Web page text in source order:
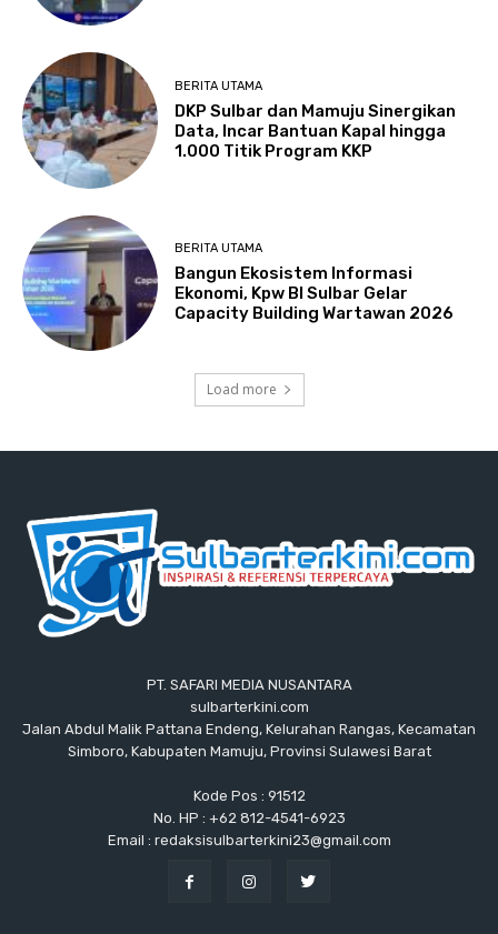
BERITA UTAMA
DKP Sulbar dan Mamuju Sinergikan
Data, Incar Bantuan Kapal hingga
1.000 Titik Program KKP
BERITA UTAMA
Bangun Ekosistem Informasi
Ekonomi, Kpw BI Sulbar Gelar
Capacity Building Wartawan 2026
Load more
PT. SAFARI MEDIA NUSANTARA
sulbarterkini.com
Jalan Abdul Malik Pattana Endeng, Kelurahan Rangas, Kecamatan
Simboro, Kabupaten Mamuju, Provinsi Sulawesi Barat
Kode Pos : 91512
No. HP : +62 812-4541-6923
Email : redaksisulbarterkini23@gmail.com